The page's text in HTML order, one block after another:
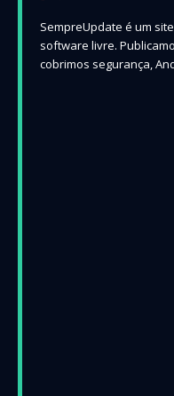
SempreUpdate é um
software livre.
cobrimos segurança,